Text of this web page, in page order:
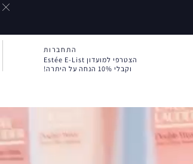
הצטרפי למועדון Estée E-List
וקבלי 10% הנחה על היתרה!
התחברות